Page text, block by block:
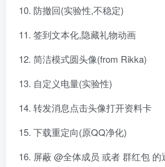
防撤回(实验性,不稳定)
签到文本化,隐藏礼物动画
简洁模式圆头像(from Rikka)
自定义电量(实验性)
转发消息点击头像打开资料卡
下载重定向(原QQ净化)
屏蔽 @全体成员 或者 群红包